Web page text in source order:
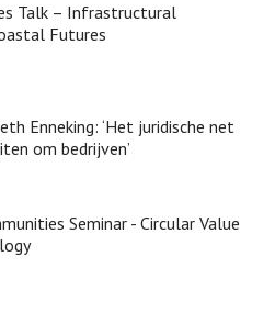
Talk – Infrastructural
Futures
Enneking: ‘Het juridische net
om bedrijven’
Seminar - Circular Value